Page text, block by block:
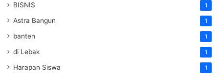
BISNIS 1
Astra Bangun 1
banten 1
di Lebak 1
Harapan Siswa 1